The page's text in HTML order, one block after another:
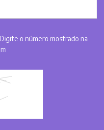
o número mostrado na